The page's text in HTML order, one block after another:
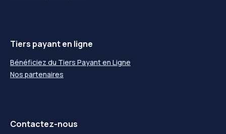
Tiers payant en ligne
Bénéficiez du Tiers Payant en Ligne
Nos partenaires
Contactez-nous